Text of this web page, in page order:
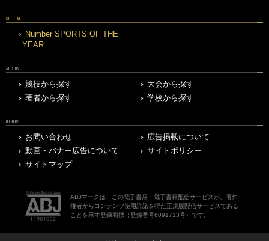
SPECIAL
Number SPORTS OF THE
YEAR
ARCHIVE
競技から探す
大会から探す
著者から探す
学校から探す
OTHERS
お問い合わせ
広告掲載について
動画・バナー広告について
サイトポリシー
サイトマップ
ABJマークは、この電子書店・電子書籍配信サービスが、著作
権者からコンテンツ使用許諾を得た正規版配信サービスである
ことを示す登録商標（登録番号6091713号）です。